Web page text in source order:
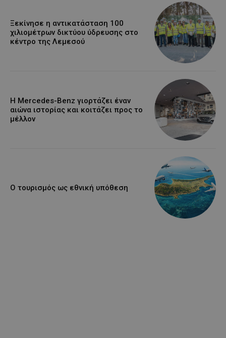
Ξεκίνησε η αντικατάσταση 100
χιλιομέτρων δικτύου ύδρευσης στο
κέντρο της Λεμεσού
Η Mercedes-Benz γιορτάζει έναν
αιώνα ιστορίας και κοιτάζει προς το
μέλλον
Ο τουρισμός ως εθνική υπόθεση